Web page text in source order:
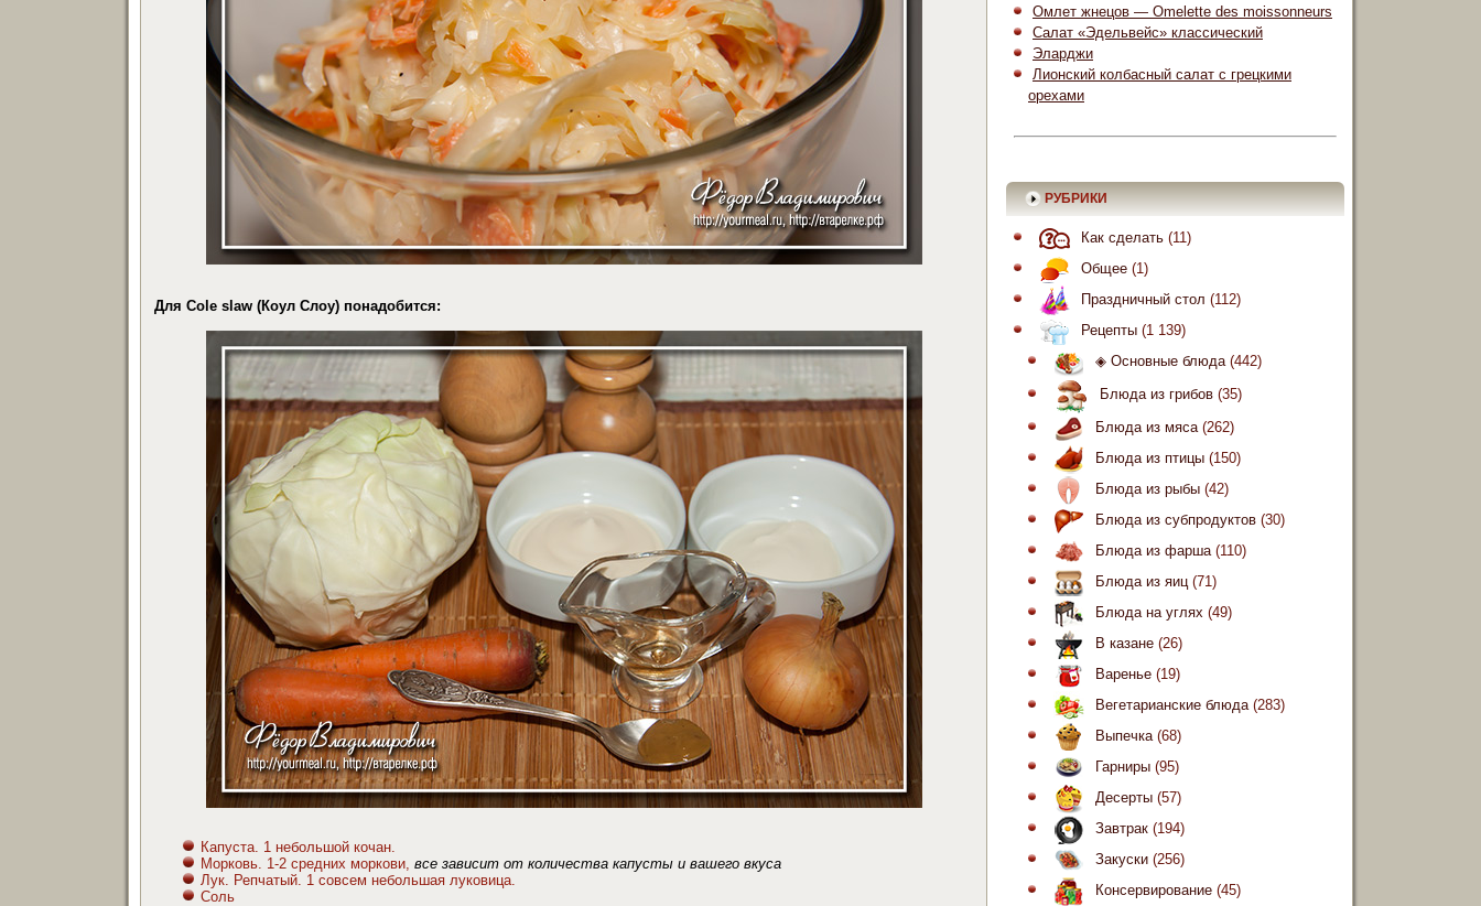
Для Cole slaw (Коул Слоу) понадобится:
Капуста. 1 небольшой кочан.
Морковь. 1-2 средних моркови, все зависит от количества капусты и вашего вкуса
Лук. Репчатый. 1 совсем небольшая луковица.
Соль
Омлет жнецов — Omelette des moissonneurs
Салат «Эдельвейс» классический
Эларджи
Лионский колбасный салат с грецкими
орехами
РУБРИКИ
Как сделать (11)
Общее (1)
Праздничный стол (112)
Рецепты (1 139)
◈ Основные блюда(442)
Блюда из грибов (35)
Блюда из мяса(262)
Блюда из птицы (150)
Блюда из рыбы (42)
Блюда из субпродуктов (30)
Блюда из фарша(110)
Блюда из яиц(71)
Блюда на углях (49)
В казане (26)
Варенье (19)
Вегетарианские блюда(283)
Выпечка(68)
Гарниры (95)
Десерты (57)
Завтрак (194)
Закуски (256)
Консервирование (45)